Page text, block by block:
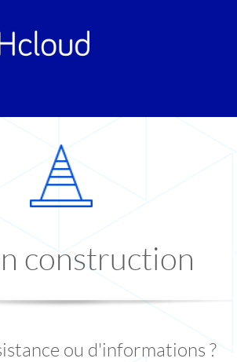
construction
ou d'informations ?